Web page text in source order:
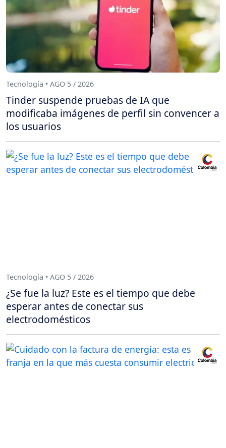
Tecnología • AGO 5 / 2026
Tinder suspende pruebas de IA que
modificaba imágenes de perfil sin convencer a
los usuarios
Tecnología • AGO 5 / 2026
¿Se fue la luz? Este es el tiempo que debe
esperar antes de conectar sus
electrodomésticos